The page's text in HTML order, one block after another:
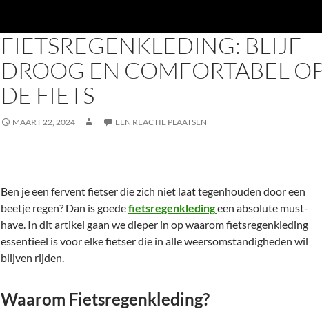
FIETSREGENKLEDING: BLIJF
DROOG EN COMFORTABEL
DE FIETS
MAART 22, 2024 EEN REACTIE PLAATSEN
Ben je een fervent fietser die zich niet laat tegenhouden door een
beetje regen? Dan is goedefietsregenkledingeen absolute must-
have. In dit artikel gaan we dieper in op waarom fietsregenkleding
essentieel is voor elke fietser die in alle weersomstandigheden wil
blijven rijden.
Waarom Fietsregenkleding?